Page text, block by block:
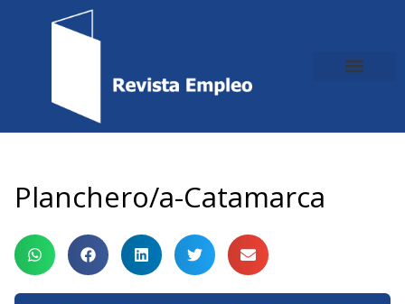
Planchero/a-Catamarca